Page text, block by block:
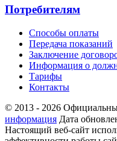
Потребителям
Способы оплаты
Передача показаний
Заключение
Информация о
Тарифы
Контакты
© 2013 - 2026
информация Дата
Настоящий веб-сайт